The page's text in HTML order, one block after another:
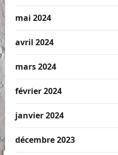
mai 2024
avril 2024
mars 2024
février 2024
janvier 2024
décembre 2023